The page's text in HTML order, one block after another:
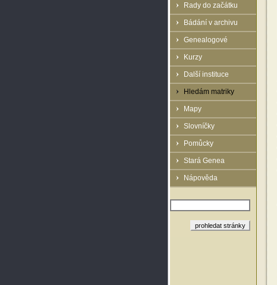
Rady do začátku
Bádání v archivu
Genealogové
Kurzy
Další instituce
Hledám matriky
Mapy
Slovníčky
Pomůcky
Stará Genea
Nápověda